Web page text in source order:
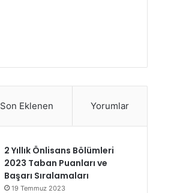
Son Eklenen Yorumlar
2 Yıllık Önlisans Bölümleri
2023 Taban Puanları ve
Başarı Sıralamaları
19 Temmuz 2023